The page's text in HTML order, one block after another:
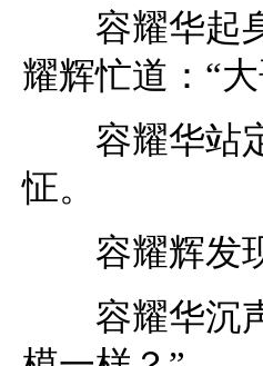
容耀华起身
耀辉忙道：“
容耀华站定
怔。
容耀辉发现
容耀华沉声